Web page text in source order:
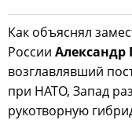
Как объяснял
России Александр
возглавлявший
при НАТО, Запад
рукотворную